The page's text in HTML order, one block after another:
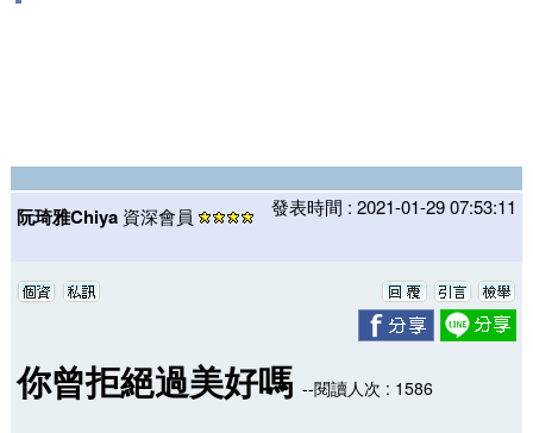
阮琦雅Chiya 資深會員 發表時間 : 2021-01-29 07:53:11
你曾拒絕過美好嗎 --閱讀人次 : 1586